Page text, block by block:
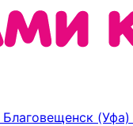
Благовещенск (Уфа)